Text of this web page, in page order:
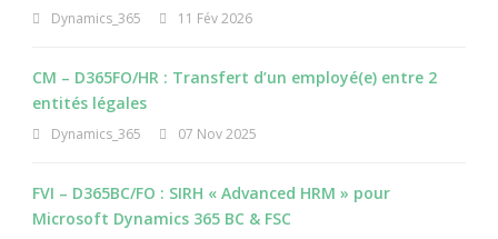
Dynamics_365 11 Fév 2026
CM – D365FO/HR : Transfert d’un employé(e) entre 2
entités légales
Dynamics_365 07 Nov 2025
FVI – D365BC/FO : SIRH « Advanced HRM » pour
Microsoft Dynamics 365 BC & FSC